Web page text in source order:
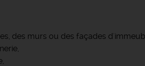
des murs ou des façades